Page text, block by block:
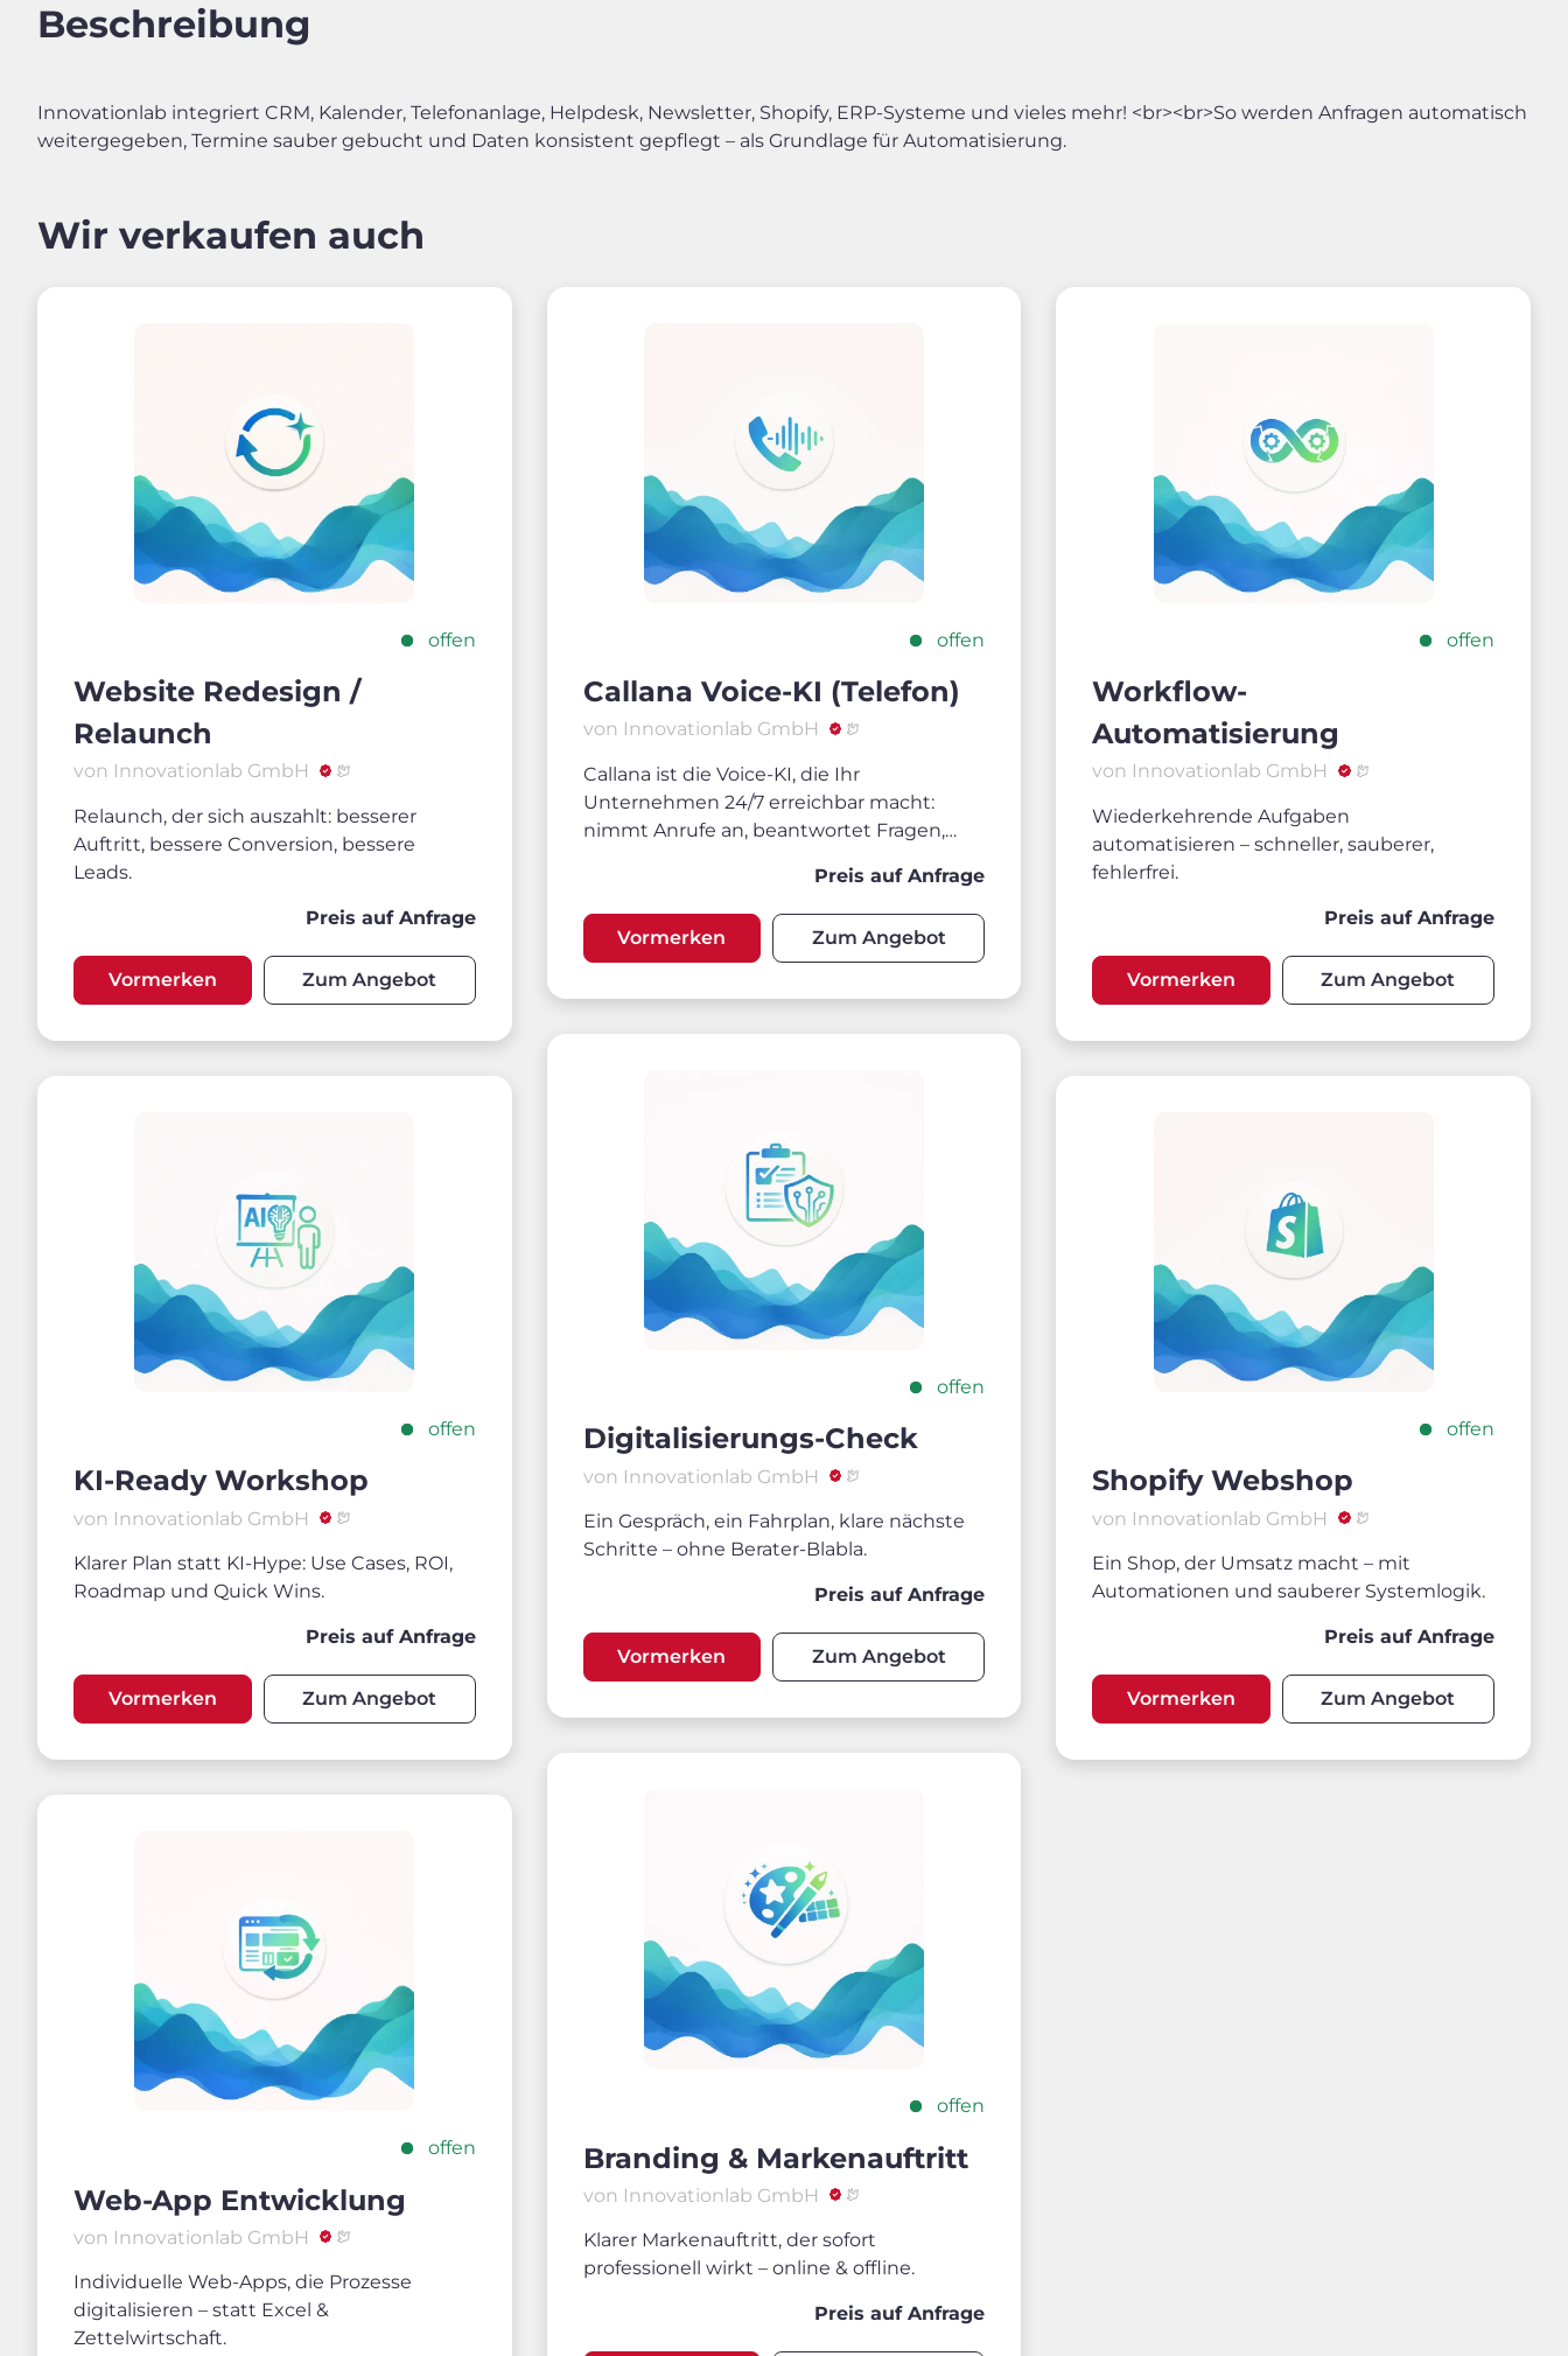
Beschreibung
Innovationlab integriert CRM, Kalender, Telefonanlage, Helpdesk, Newsletter, Shopify, ERP-Systeme und vieles mehr! <br><br>So werden Anfragen automatisch
weitergegeben, Termine sauber gebucht und Daten konsistent gepflegt – als Grundlage für Automatisierung.
Wir verkaufen auch
offen
Website Redesign /
Relaunch
von Innovationlab GmbH
Relaunch, der sich auszahlt: besserer
Auftritt, bessere Conversion, bessere
Leads.
Preis auf Anfrage
Vormerken Zum Angebot
offen
Callana Voice-KI (Telefon)
von Innovationlab GmbH
Callana ist die Voice-KI, die Ihr
Unternehmen 24/7 erreichbar macht:
nimmt Anrufe an, beantwortet Fragen,
startet Prozesse – individuell auf Ihre
Abläufe, Systeme und Tonalität angepasst.
Preis auf Anfrage
Vormerken Zum Angebot
offen
Workflow-
Automatisierung
von Innovationlab GmbH
Wiederkehrende Aufgaben
automatisieren – schneller, sauberer,
fehlerfrei.
Preis auf Anfrage
Vormerken Zum Angebot
offen
KI-Ready Workshop
von Innovationlab GmbH
Klarer Plan statt KI-Hype: Use Cases, ROI,
Roadmap und Quick Wins.
Preis auf Anfrage
Vormerken Zum Angebot
offen
Digitalisierungs-Check
von Innovationlab GmbH
Ein Gespräch, ein Fahrplan, klare nächste
Schritte – ohne Berater-Blabla.
Preis auf Anfrage
Vormerken Zum Angebot
offen
Shopify Webshop
von Innovationlab GmbH
Ein Shop, der Umsatz macht – mit
Automationen und sauberer Systemlogik.
Preis auf Anfrage
Vormerken Zum Angebot
offen
Web-App Entwicklung
von Innovationlab GmbH
Individuelle Web-Apps, die Prozesse
digitalisieren – statt Excel &
Zettelwirtschaft.
offen
Branding & Markenauftritt
von Innovationlab GmbH
Klarer Markenauftritt, der sofort
professionell wirkt – online & offline.
Preis auf Anfrage